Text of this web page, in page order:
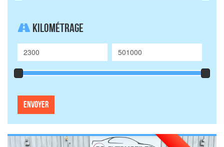
Kilométrage